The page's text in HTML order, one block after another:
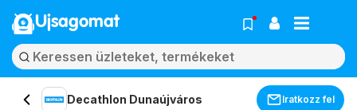
Ujsagomat
Decathlon Dunaújváros Iratkozz fel